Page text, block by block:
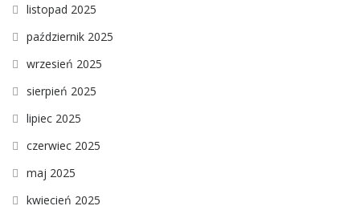
listopad 2025
październik 2025
wrzesień 2025
sierpień 2025
lipiec 2025
czerwiec 2025
maj 2025
kwiecień 2025